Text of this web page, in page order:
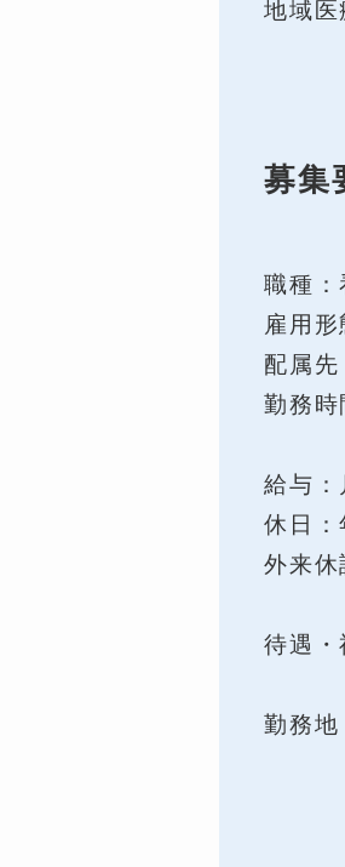
地域医
募集
職種：
雇用形
配属先
勤務
病棟
給与
休日：
外来休
外来
待遇
マ
勤務